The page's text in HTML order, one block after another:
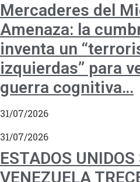
Mercaderes del
Amenaza: la
inventa un
izquierdas” para
guerra cognitiva…
31/07/2026
31/07/2026
ESTADOS
VENEZUELA